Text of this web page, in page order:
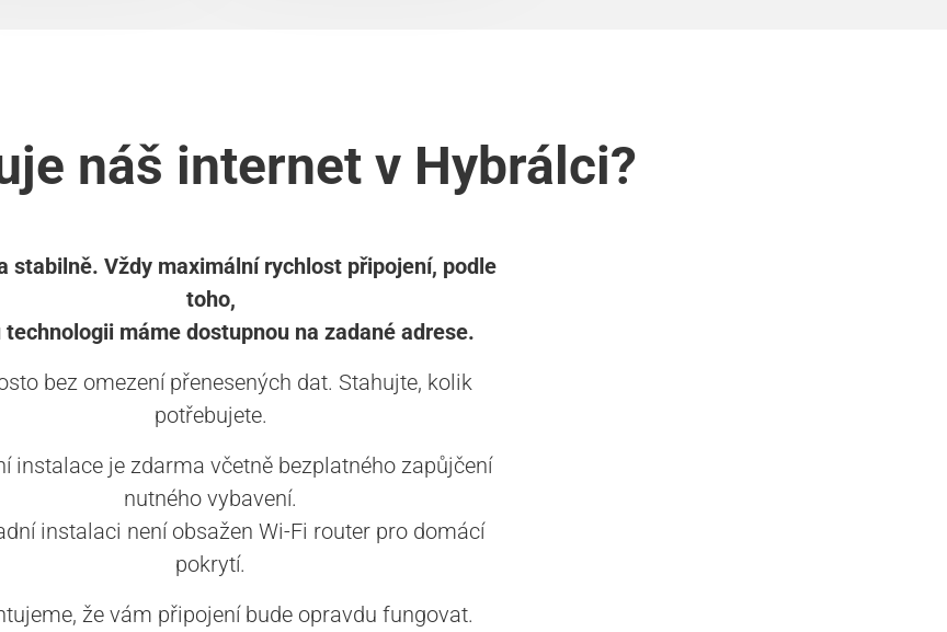
náš internet v Hybrálci?
stabilně. Vždy maximální rychlost připojení, podle
toho,
technologii máme dostupnou na zadané adrese.
bez omezení přenesených dat. Stahujte, kolik
potřebujete.
instalace je zdarma včetně bezplatného zapůjčení
nutného vybavení.
instalaci není obsažen Wi-Fi router pro domácí
pokrytí.
že vám připojení bude opravdu fungovat.